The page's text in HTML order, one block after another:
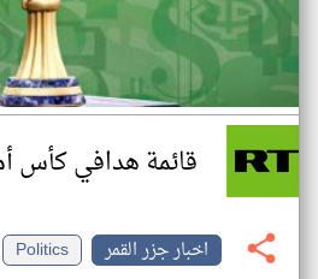
قائمة هدافي كأس أمم
اخبار جزر القمر
Politics